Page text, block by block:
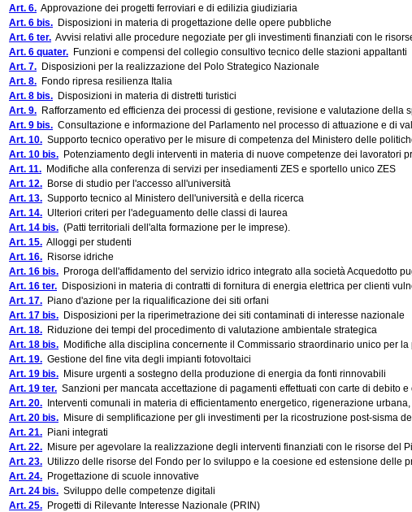
Art. 6. Approvazione dei progetti ferroviari e di edilizia giudiziaria
Art. 6 bis. Disposizioni in materia di progettazione delle opere pubbliche
Art. 6 ter. Avvisi relativi alle procedure negoziate per gli investimenti finanziati con le
Art. 6 quater. Funzioni e compensi del collegio consultivo tecnico delle stazioni appaltanti
Art. 7. Disposizioni per la realizzazione del Polo Strategico Nazionale
Art. 8. Fondo ripresa resilienza Italia
Art. 8 bis. Disposizioni in materia di distretti turistici
Art. 9. Rafforzamento ed efficienza dei processi di gestione, revisione e valutazione
Art. 9 bis. Consultazione e informazione del Parlamento nel processo di attuazione e di
Art. 10. Supporto tecnico operativo per le misure di competenza del Ministero delle
Art. 10 bis. Potenziamento degli interventi in materia di nuove competenze dei lavoratori
Art. 11. Modifiche alla conferenza di servizi per insediamenti ZES e sportello unico ZES
Art. 12. Borse di studio per l'accesso all'università
Art. 13. Supporto tecnico al Ministero dell'università e della ricerca
Art. 14. Ulteriori criteri per l'adeguamento delle classi di laurea
Art. 14 bis. (Patti territoriali dell'alta formazione per le imprese).
Art. 15. Alloggi per studenti
Art. 16. Risorse idriche
Art. 16 bis. Proroga dell'affidamento del servizio idrico integrato alla società Acquedotto
Art. 16 ter. Disposizioni in materia di contratti di fornitura di energia elettrica per clienti
Art. 17. Piano d'azione per la riqualificazione dei siti orfani
Art. 17 bis. Disposizioni per la riperimetrazione dei siti contaminati di interesse nazionale
Art. 18. Riduzione dei tempi del procedimento di valutazione ambientale strategica
Art. 18 bis. Modifiche alla disciplina concernente il Commissario straordinario unico per
Art. 19. Gestione del fine vita degli impianti fotovoltaici
Art. 19 bis. Misure urgenti a sostegno della produzione di energia da fonti rinnovabili
Art. 19 ter. Sanzioni per mancata accettazione di pagamenti effettuati con carte di debito e
Art. 20. Interventi comunali in materia di efficientamento energetico, rigenerazione
Art. 20 bis. Misure di semplificazione per gli investimenti per la ricostruzione post-sisma
Art. 21. Piani integrati
Art. 22. Misure per agevolare la realizzazione degli interventi finanziati con le risorse del
Art. 23. Utilizzo delle risorse del Fondo per lo sviluppo e la coesione ed estensione delle
Art. 24. Progettazione di scuole innovative
Art. 24 bis. Sviluppo delle competenze digitali
Art. 25. Progetti di Rilevante Interesse Nazionale (PRIN)